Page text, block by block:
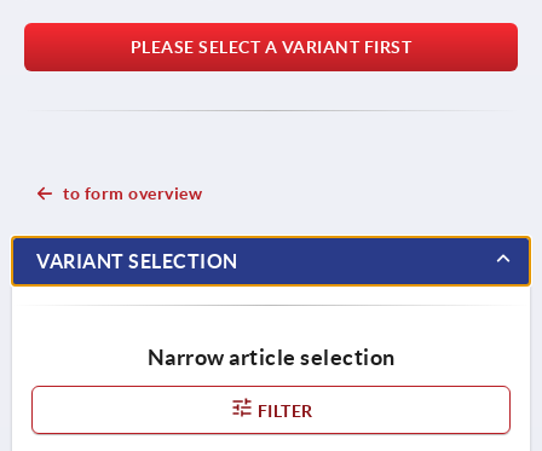
PLEASE SELECT A VARIANT FIRST
to form overview
VARIANT SELECTION
Narrow article selection
FILTER